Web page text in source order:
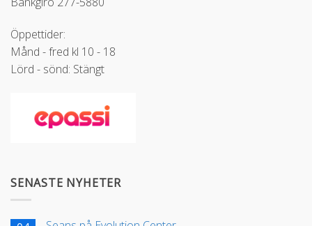
Öppettider:
Månd - fred kl 10 - 18
Lörd - sönd: Stängt
SENASTE NYHETER